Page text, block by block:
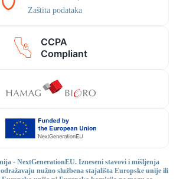
Zaštita podataka
CCPA
Compliant
- NextGenerationEU. Izneseni stavovi i mišljenja
nužno službena stajališta Europske unije ili